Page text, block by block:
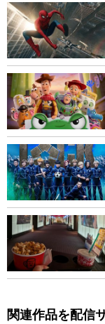
関連作品を配信